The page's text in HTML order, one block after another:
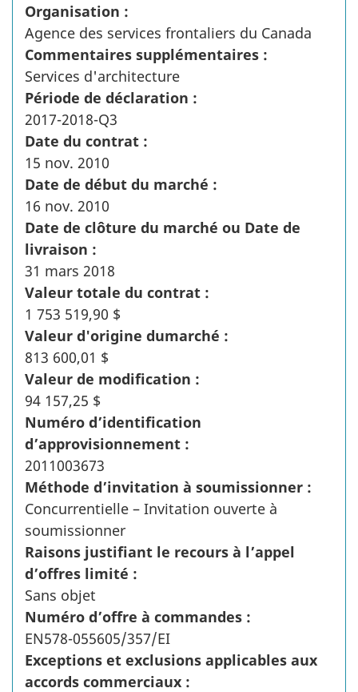
Organisation :
Agence des services frontaliers du Canada
Commentaires supplémentaires :
Services d'architecture
Période de déclaration :
2017-2018-Q3
Date du contrat :
15 nov. 2010
Date de début du marché :
16 nov. 2010
Date de clôture du marché ou Date de
livraison :
31 mars 2018
Valeur totale du contrat :
1 753 519,90 $
Valeur d'origine dumarché :
813 600,01 $
Valeur de modification :
94 157,25 $
Numéro d’identification
d’approvisionnement :
2011003673
Méthode d’invitation à soumissionner :
Concurrentielle – Invitation ouverte à
soumissionner
Raisons justifiant le recours à l’appel
d’offres limité :
Sans objet
Numéro d’offre à commandes :
EN578-055605/357/EI
Exceptions et exclusions applicables aux
accords commerciaux :